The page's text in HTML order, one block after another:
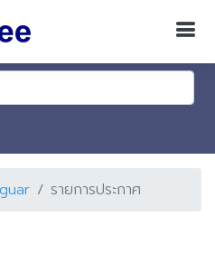
รายการประกาศ